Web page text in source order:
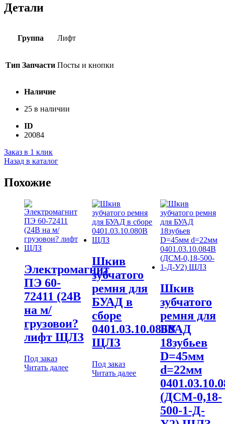
Детали
Группа Лифт
Тип Запчасти Посты и кнопки
Наличие
25 в наличии
ID
20084
Заказ в 1 клик
Назад в каталог
Похожие
Электромагнит
ПЭ 60-
72411 (24В
на м/
грузовои?
лифт ЩЛЗ
Под заказ
Читать далее
Шкив
зубчатого
ремня для
БУАД в
сборе
0401.03.10.080В
ЩЛЗ
Под заказ
Читать далее
Шкив
зубчатого
ремня для
БУАД
18зубьев
D=45мм
d=22мм
(ДСМ-0,18-
500-1-Д-